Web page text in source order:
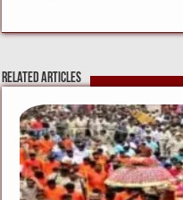
c
e
b
o
o
k
it
te
r
C
h
at
ai
l
Related Articles